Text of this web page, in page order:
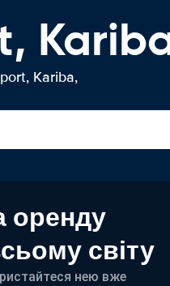
Kariba,
оренду
світу
нею вже